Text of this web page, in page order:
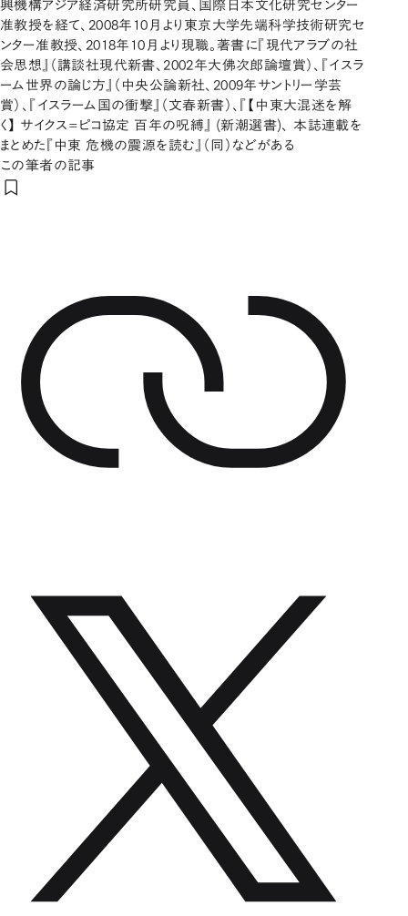
興機構アジア経済研究所研究員、国際日本文化研究センター
准教授を経て、2008年10月より東京大学先端科学技術研究セ
ンター准教授、2018年10月より現職。著書に『現代アラブの社
会思想』（講談社現代新書、2002年大佛次郎論壇賞）、『イスラ
ーム世界の論じ方』（中央公論新社、2009年サントリー学芸
賞）、『イスラーム国の衝撃』（文春新書）、『【中東大混迷を解
く】 サイクス=ピコ協定 百年の呪縛』 (新潮選書)、 本誌連載を
まとめた『中東 危機の震源を読む』（同）などがある
この筆者の記事